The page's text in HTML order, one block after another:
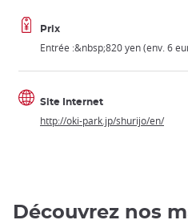
Prix
Entrée :&nbsp;820 yen (env. 6
Site Internet
http://oki-park.jp/shurijo/en/
Découvrez nos